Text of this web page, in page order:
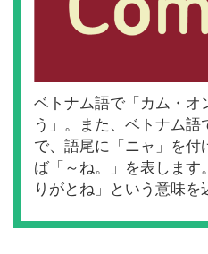
ベトナム語で「カム・オ
う」。また、ベトナム
で、語尾に「ニャ」を
ば「～ね。」を表しま
りがとね」という意味を